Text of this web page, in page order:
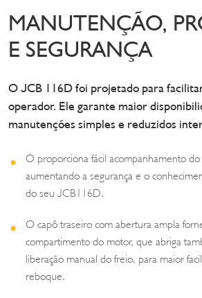
MANUTENÇÃO,
E SEGURANÇA
O JCB 116D foi projetado para
operador. Ele garante maior
manutenções simples e reduzidos
O proporciona fácil acompanhamento
aumentando a segurança e o
do seu JCB116D.
O capô traseiro com abertura ampla
compartimento do motor, que abriga
liberação manual do freio, para maior
reboque.